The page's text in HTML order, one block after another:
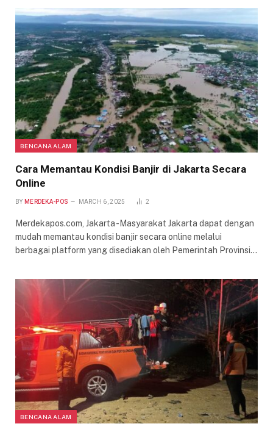
BENCANA ALAM
Cara Memantau Kondisi Banjir di Jakarta Secara
Online
BY MERDEKA-POS MARCH 6, 2025 2
Merdekapos.com, Jakarta -Masyarakat Jakarta dapat dengan
mudah memantau kondisi banjir secara online melalui
berbagai platform yang disediakan oleh Pemerintah Provinsi…
BENCANA ALAM